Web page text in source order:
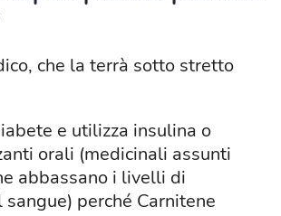
che la terrà sotto stretto
e utilizza insulina o
orali (medicinali assunti
abbassano i livelli di
sangue) perché Carnitene